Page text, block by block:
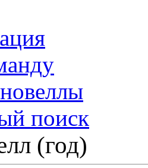
поиск
(год)